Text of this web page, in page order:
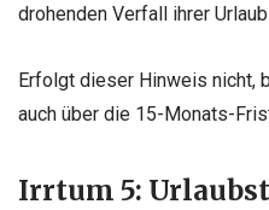
drohenden Verfall ihrer
Erfolgt dieser Hinweis nicht,
auch über die 15-Monats-
Irrtum 5: